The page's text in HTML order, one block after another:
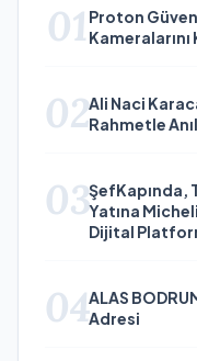
01 Proton
02Ali Naci
Rahmetle
03ŞefKapında,
Yatına
Dijital
04ALAS
Adresi